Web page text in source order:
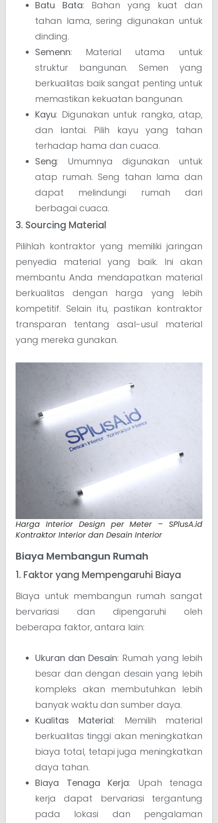
Batu Bata: Bahan yang kuat dan
tahan lama, sering digunakan untuk
dinding.
Semenn: Material utama untuk
struktur bangunan. Semen yang
berkualitas baik sangat penting untuk
memastikan kekuatan bangunan.
Kayu: Digunakan untuk rangka, atap,
dan lantai. Pilih kayu yang tahan
terhadap hama dan cuaca.
Seng: Umumnya digunakan untuk
atap rumah. Seng tahan lama dan
dapat melindungi rumah dari
berbagai cuaca.
3. Sourcing Material
Pilihlah kontraktor yang memiliki jaringan
penyedia material yang baik. Ini akan
membantu Anda mendapatkan material
berkualitas dengan harga yang lebih
kompetitif. Selain itu, pastikan kontraktor
transparan tentang asal-usul material
yang mereka gunakan.
Harga Interior Design per Meter – SPlusA.id
Kontraktor Interior dan Desain Interior
Biaya Membangun Rumah
1. Faktor yang Mempengaruhi Biaya
Biaya untuk membangun rumah sangat
bervariasi dan dipengaruhi oleh
beberapa faktor, antara lain:
Ukuran dan Desain: Rumah yang lebih
besar dan dengan desain yang lebih
kompleks akan membutuhkan lebih
banyak waktu dan sumber daya.
Kualitas Material: Memilih material
berkualitas tinggi akan meningkatkan
biaya total, tetapi juga meningkatkan
daya tahan.
Biaya Tenaga Kerja: Upah tenaga
kerja dapat bervariasi tergantung
pada lokasi dan pengalaman